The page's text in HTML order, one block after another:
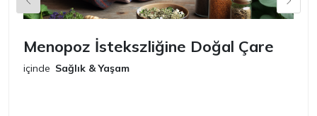
Menopoz İstekszliğine Doğal Çare
içinde Sağlık & Yaşam